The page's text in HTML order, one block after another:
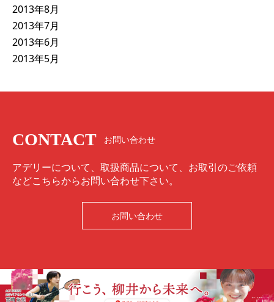
2013年8月
2013年7月
2013年6月
2013年5月
CONTACT お問い合わせ
アデリーについて、取扱商品について、お取引のご依頼
などこちらからお問い合わせ下さい。
お問い合わせ